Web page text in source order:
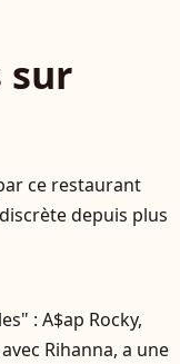
sur
ce restaurant
depuis plus
: A$ap Rocky,
Rihanna, a une